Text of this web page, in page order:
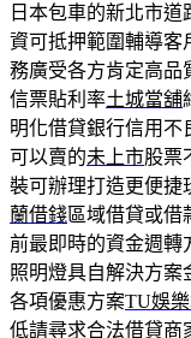
日本包車的新北市道
資可抵押範圍輔導客
務廣受各方肯定高品
信票貼利率土城當舖
明化借貸銀行信用不
可以賣的未上市股票
裝可辦理打造更便捷
蘭借錢區域借貸或借
前最即時的資金週轉
照明燈具自解決方案
各項優惠方案TU娛
低請尋求合法借貸商